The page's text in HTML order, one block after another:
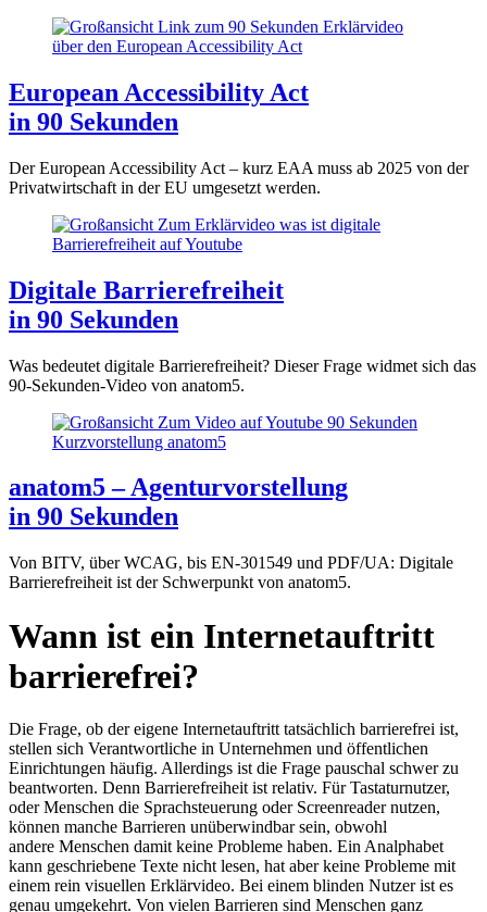
European Accessibility Act
in 90 Sekunden
Der European Accessibility Act – kurz EAA muss ab 2025 von der
Privatwirtschaft in der EU umgesetzt werden.
Digitale Barrierefreiheit
in 90 Sekunden
Was bedeutet digitale Barrierefreiheit? Dieser Frage widmet sich das
90-Sekunden-Video von anatom5.
anatom5 – Agenturvorstellung
in 90 Sekunden
Von BITV, über WCAG, bis EN-301549 und PDF/UA: Digitale
Barrierefreiheit ist der Schwerpunkt von anatom5.
Wann ist ein Internetauftritt
barrierefrei?
Die Frage, ob der eigene Internetauftritt tatsächlich barrierefrei ist,
stellen sich Verantwortliche in Unternehmen und öffentlichen
Einrichtungen häufig. Allerdings ist die Frage pauschal schwer zu
beantworten. Denn Barrierefreiheit ist relativ. Für Tastaturnutzer,
oder Menschen die Sprachsteuerung oder Screenreader nutzen,
können manche Barrieren unüberwindbar sein, obwohl
andere Menschen damit keine Probleme haben. Ein Analphabet
kann geschriebene Texte nicht lesen, hat aber keine Probleme mit
einem rein visuellen Erklärvideo. Bei einem blinden Nutzer ist es
genau umgekehrt. Von vielen Barrieren sind Menschen ganz